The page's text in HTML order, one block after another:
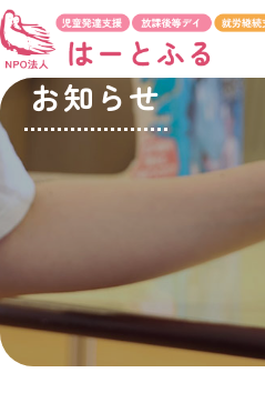
お知らせ